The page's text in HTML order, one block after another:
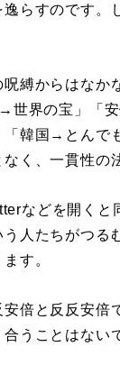
らすのです。
縛からはなか
界の宝」「
韓国→とんで
く、一貫性の
などを開くと
人たちがつ
す。
倍と反反安倍
うことはない